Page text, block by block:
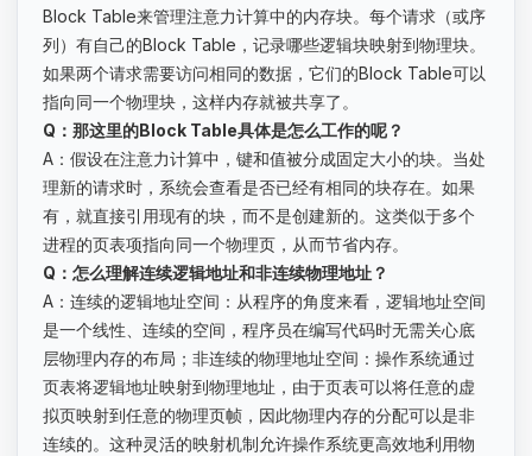
Block Table来管理注意力计算中的内存块。每个请求（或序
列）有自己的Block Table，记录哪些逻辑块映射到物理块。
如果两个请求需要访问相同的数据，它们的Block Table可以
指向同一个物理块，这样内存就被共享了。
Q：那这里的Block Table具体是怎么工作的呢？
A：假设在注意力计算中，键和值被分成固定大小的块。当处
理新的请求时，系统会查看是否已经有相同的块存在。如果
有，就直接引用现有的块，而不是创建新的。这类似于多个
进程的页表项指向同一个物理页，从而节省内存。
Q：怎么理解连续逻辑地址和非连续物理地址？
A：连续的逻辑地址空间：从程序的角度来看，逻辑地址空间
是一个线性、连续的空间，程序员在编写代码时无需关心底
层物理内存的布局；非连续的物理地址空间：操作系统通过
页表将逻辑地址映射到物理地址，由于页表可以将任意的虚
拟页映射到任意的物理页帧，因此物理内存的分配可以是非
连续的。这种灵活的映射机制允许操作系统更高效地利用物